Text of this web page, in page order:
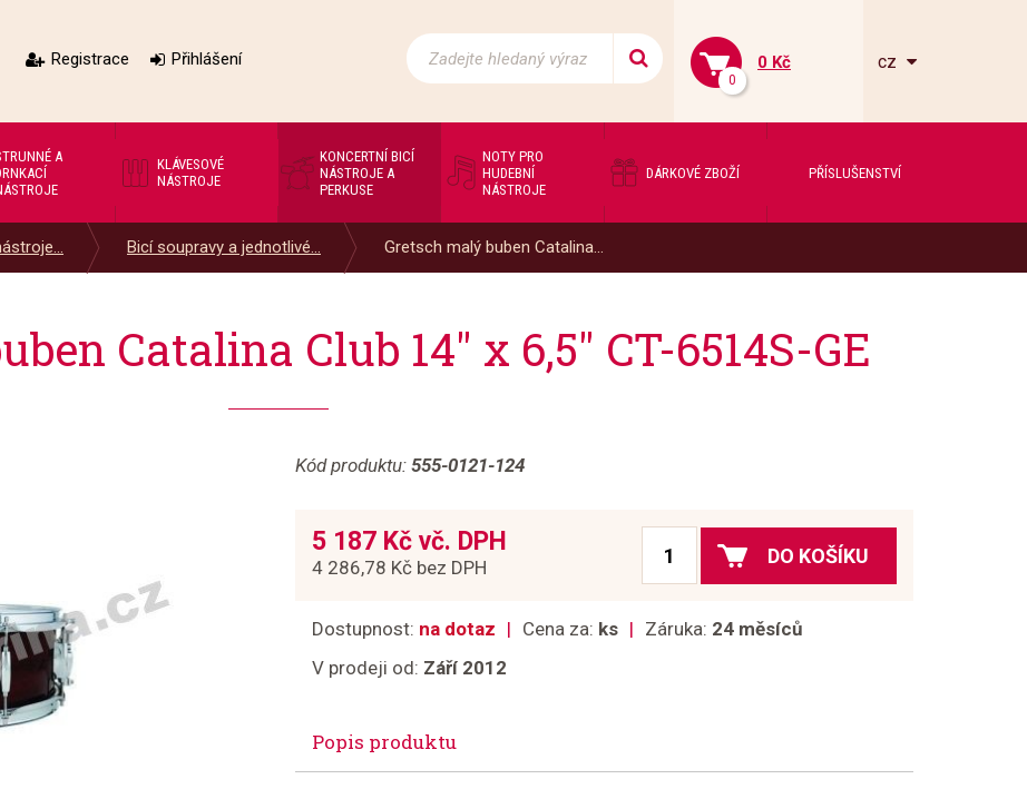
Registrace Přihlášení
0
0 Kč cz
A
KLÁVESOVÉ
NÁSTROJE
KONCERTNÍ BICÍ
NÁSTROJE A
PERKUSE
NOTY PRO
HUDEBNÍ
NÁSTROJE
DÁRKOVÉ ZBOŽÍ PŘÍSLUŠENSTVÍ
Bicí soupravy a jednotlivé... Gretsch malý buben Catalina...
Catalina Club 14" x 6,5" CT-6514S-GE
Kód produktu: 555-0121-124
5 187 Kč vč. DPH
4 286,78 Kč bez DPH
DO KOŠÍKU
Dostupnost: na dotaz Cena za: ks Záruka: 24 měsíců
V prodeji od: Září 2012
Popis produktu